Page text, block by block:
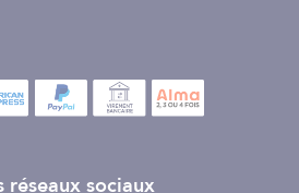
réseaux sociaux